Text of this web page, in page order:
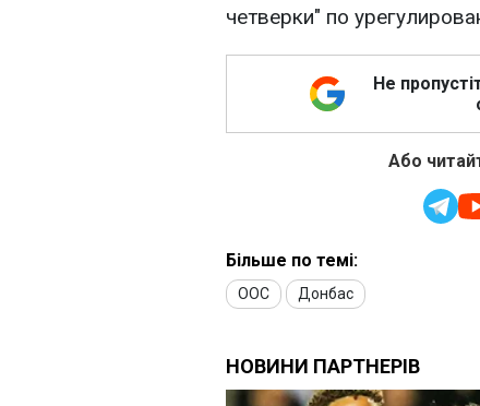
четверки" по
Не
Або
Більше по темі:
ООС Донбас